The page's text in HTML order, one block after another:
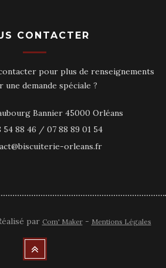
CONTACTER
pour plus de renseignements
une demande spéciale ?
Bannier 45000 Orléans
54 88 46 / 07 88 89 01 54
orleans.fr
par Com' Maker- Mentions Légales